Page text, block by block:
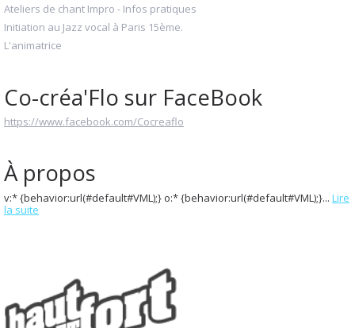
Ateliers de chant Impro - Infos pratiques
Initiation au Jazz vocal à Paris 15ème.
L'animatrice
Co-créa'Flo sur FaceBook
https://www.facebook.com/Cocreaflo
À propos
v:* {behavior:url(#default#VML);} o:* {behavior:url(#default#VML);}... Lire
la suite